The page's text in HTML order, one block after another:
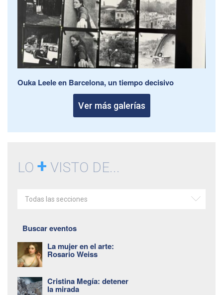
Ouka Leele en Barcelona, un tiempo decisivo
Ver más galerías
LO + VISTO DE...
Todas las secciones
Buscar eventos
La mujer en el arte:
Rosario Weiss
Cristina Megía: detener
la mirada